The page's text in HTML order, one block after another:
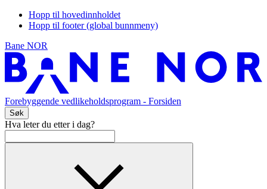
Hopp til hovedinnholdet
Hopp til footer (global bunnmeny)
Bane NOR
Forebyggende vedlikeholdsprogram - Forsiden
Søk
Hva leter du etter i dag?